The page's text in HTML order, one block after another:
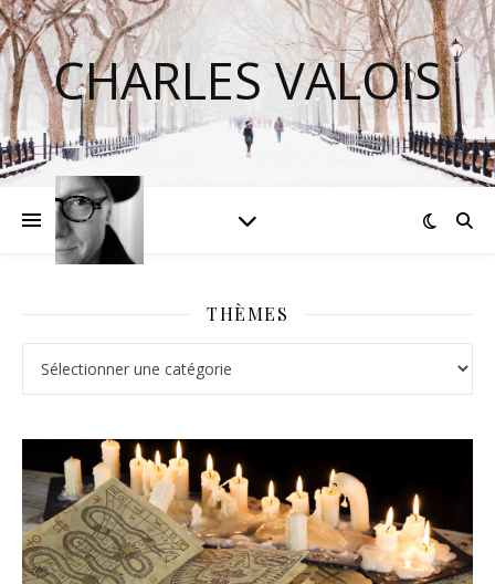
CHARLES VALOIS
THÈMES